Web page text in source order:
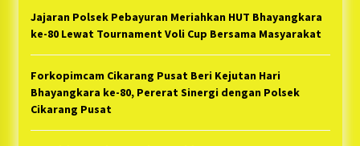
Jajaran Polsek Pebayuran Meriahkan HUT Bhayangkara
ke-80 Lewat Tournament Voli Cup Bersama Masyarakat
Forkopimcam Cikarang Pusat Beri Kejutan Hari
Bhayangkara ke-80, Pererat Sinergi dengan Polsek
Cikarang Pusat